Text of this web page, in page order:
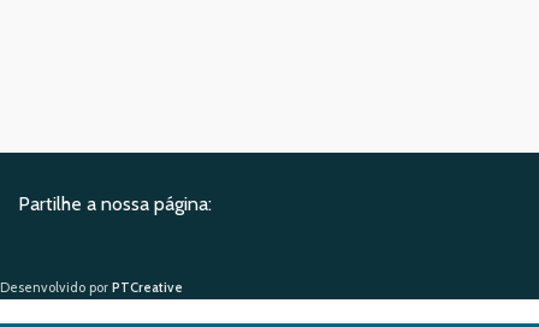
Partilhe a nossa página:
Desenvolvido por PTCreative